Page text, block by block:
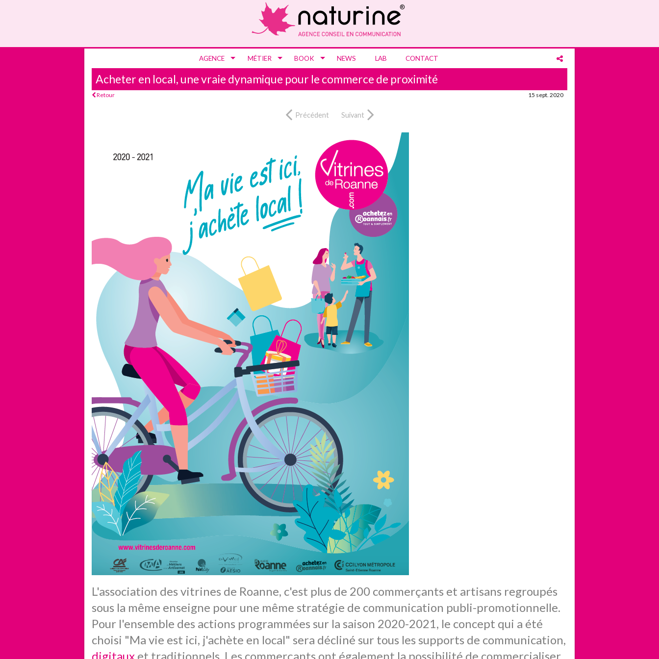
AGENCE MÉTIER BOOK NEWS LAB CONTACT
Acheter en local, une vraie dynamique pour le commerce de proximité
Retour 15 sept. 2020
Précédent Suivant
L'association des vitrines de Roanne, c'est plus de 200 commerçants et artisans regroupés
sous la même enseigne pour une même stratégie de communication publi-promotionnelle.
Pour l'ensemble des actions programmées sur la saison 2020-2021, le concept qui a été
choisi "Ma vie est ici, j'achète en local" sera décliné sur tous les supports de communication,
digitaux et traditionnels. Les commerçants ont également la possibilité de commercialiser